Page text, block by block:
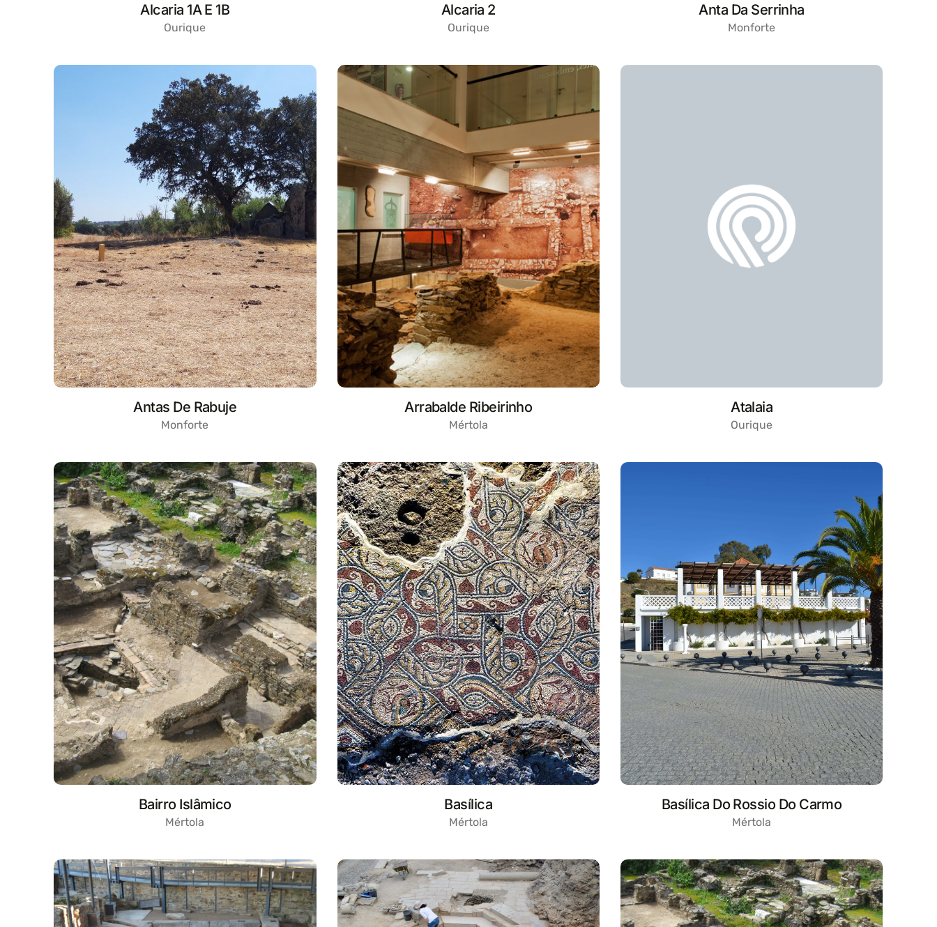
Alcaria 1A E 1B
Ourique
Alcaria 2
Ourique
Anta Da Serrinha
Monforte
Antas De Rabuje
Monforte
Arrabalde Ribeirinho
Mértola
Atalaia
Ourique
Bairro Islâmico
Mértola
Basílica
Mértola
Basílica Do Rossio Do Carmo
Mértola